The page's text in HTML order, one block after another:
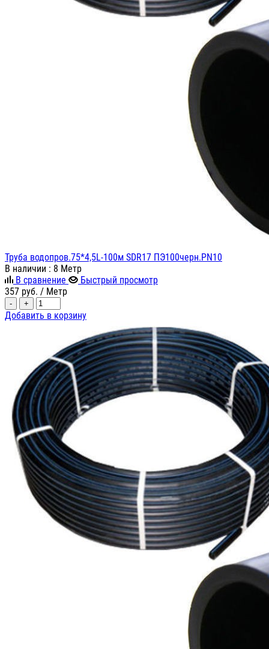
Труба водопров.75*4,5L-100м SDR17 ПЭ100черн.PN10
В наличии : 8 Метр
В сравнение
Быстрый просмотр
357 руб. / Метр
- +
Добавить в корзину